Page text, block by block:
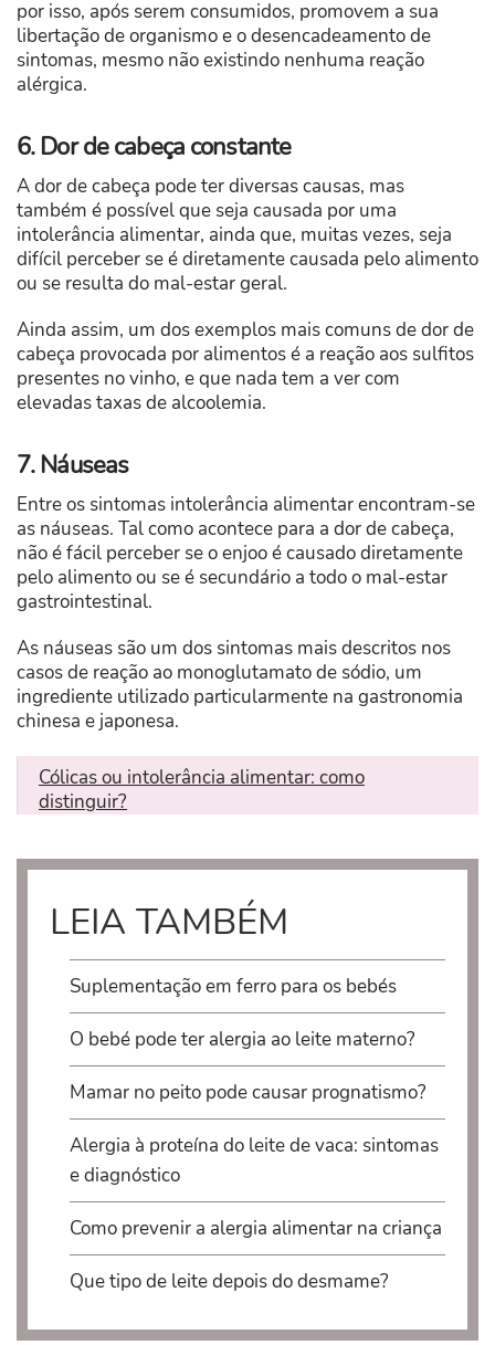
por isso, após serem consumidos, promovem a sua
libertação de organismo e o desencadeamento de
sintomas, mesmo não existindo nenhuma reação
alérgica.
6. Dor de cabeça constante
A dor de cabeça pode ter diversas causas, mas
também é possível que seja causada por uma
intolerância alimentar, ainda que, muitas vezes, seja
difícil perceber se é diretamente causada pelo alimento
ou se resulta do mal-estar geral.
Ainda assim, um dos exemplos mais comuns de dor de
cabeça provocada por alimentos é a reação aos sulfitos
presentes no vinho, e que nada tem a ver com
elevadas taxas de alcoolemia.
7. Náuseas
Entre os sintomas intolerância alimentar encontram-se
as náuseas. Tal como acontece para a dor de cabeça,
não é fácil perceber se o enjoo é causado diretamente
pelo alimento ou se é secundário a todo o mal-estar
gastrointestinal.
As náuseas são um dos sintomas mais descritos nos
casos de reação ao monoglutamato de sódio, um
ingrediente utilizado particularmente na gastronomia
chinesa e japonesa.
Cólicas ou intolerância alimentar: como
distinguir?
LEIA TAMBÉM
Suplementação em ferro para os bebés
O bebé pode ter alergia ao leite materno?
Mamar no peito pode causar prognatismo?
Alergia à proteína do leite de vaca: sintomas
e diagnóstico
Como prevenir a alergia alimentar na criança
Que tipo de leite depois do desmame?